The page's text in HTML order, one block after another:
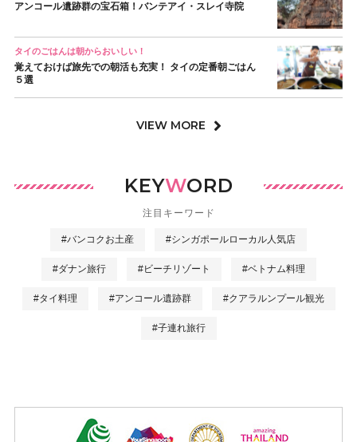
アンコール遺跡群の宝石箱！バンテアイ・スレイ寺院
タイのごはんは朝からおいしい！
覚えておけば旅先での朝活も充実！ タイの定番朝ごはん
５選
VIEW MORE
KEYWORD
注目キーワード
#バンコクお土産 #シンガポールローカル人気店
#ダナン旅行 #ビーチリゾート #ベトナム料理
#タイ料理 #アンコール遺跡群 #クアラルンプール観光
#子連れ旅行